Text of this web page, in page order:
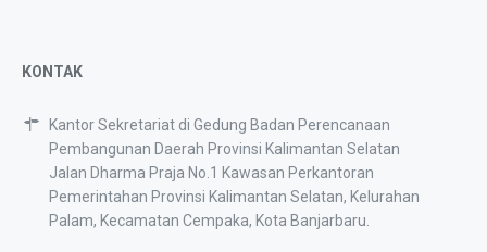
KONTAK
Kantor Sekretariat di Gedung Badan Perencanaan
Pembangunan Daerah Provinsi Kalimantan Selatan
Jalan Dharma Praja No.1 Kawasan Perkantoran
Pemerintahan Provinsi Kalimantan Selatan, Kelurahan
Palam, Kecamatan Cempaka, Kota Banjarbaru.